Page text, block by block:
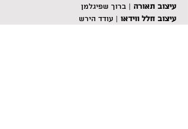
עיצוב תאורה | ברוך שפיגלמן
עיצוב חלל ווידאו | עודד הירש